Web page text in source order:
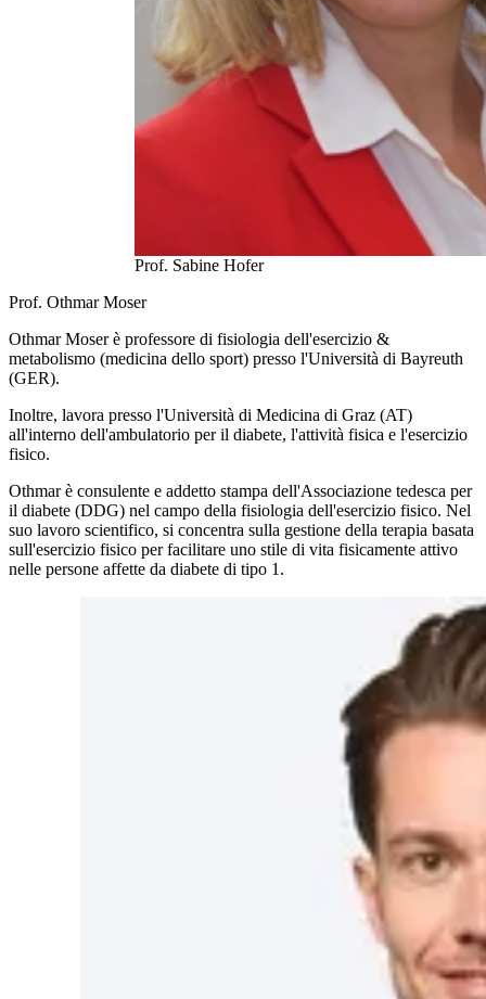
Prof. Sabine Hofer
Prof. Othmar Moser
Othmar Moser è professore di fisiologia dell'esercizio &
metabolismo (medicina dello sport) presso l'Università di Bayreuth
(GER).
Inoltre, lavora presso l'Università di Medicina di Graz (AT)
all'interno dell'ambulatorio per il diabete, l'attività fisica e l'esercizio
fisico.
Othmar è consulente e addetto stampa dell'Associazione tedesca per
il diabete (DDG) nel campo della fisiologia dell'esercizio fisico. Nel
suo lavoro scientifico, si concentra sulla gestione della terapia basata
sull'esercizio fisico per facilitare uno stile di vita fisicamente attivo
nelle persone affette da diabete di tipo 1.